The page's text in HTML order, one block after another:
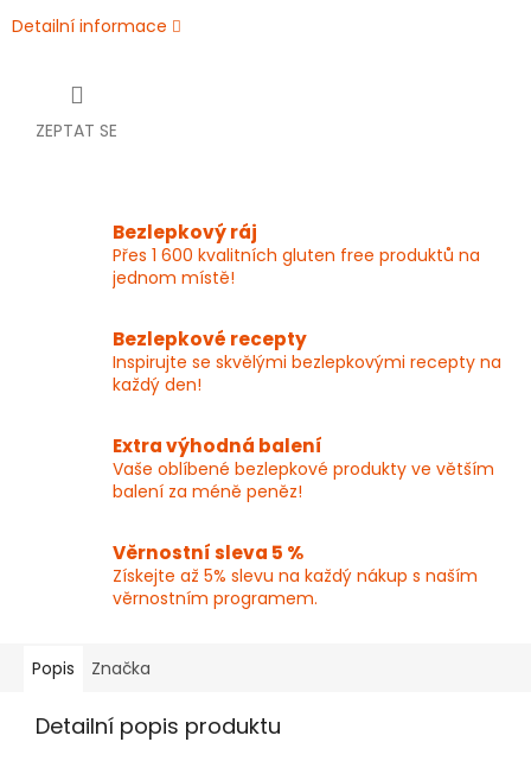
Detailní informace
ZEPTAT SE
Bezlepkový ráj
Přes 1 600 kvalitních gluten free produktů na
jednom místě!
Bezlepkové recepty
Inspirujte se skvělými bezlepkovými recepty na
každý den!
Extra výhodná balení
Vaše oblíbené bezlepkové produkty ve větším
balení za méně peněz!
Věrnostní sleva 5 %
Získejte až 5% slevu na každý nákup s naším
věrnostním programem.
Popis Značka
Detailní popis produktu